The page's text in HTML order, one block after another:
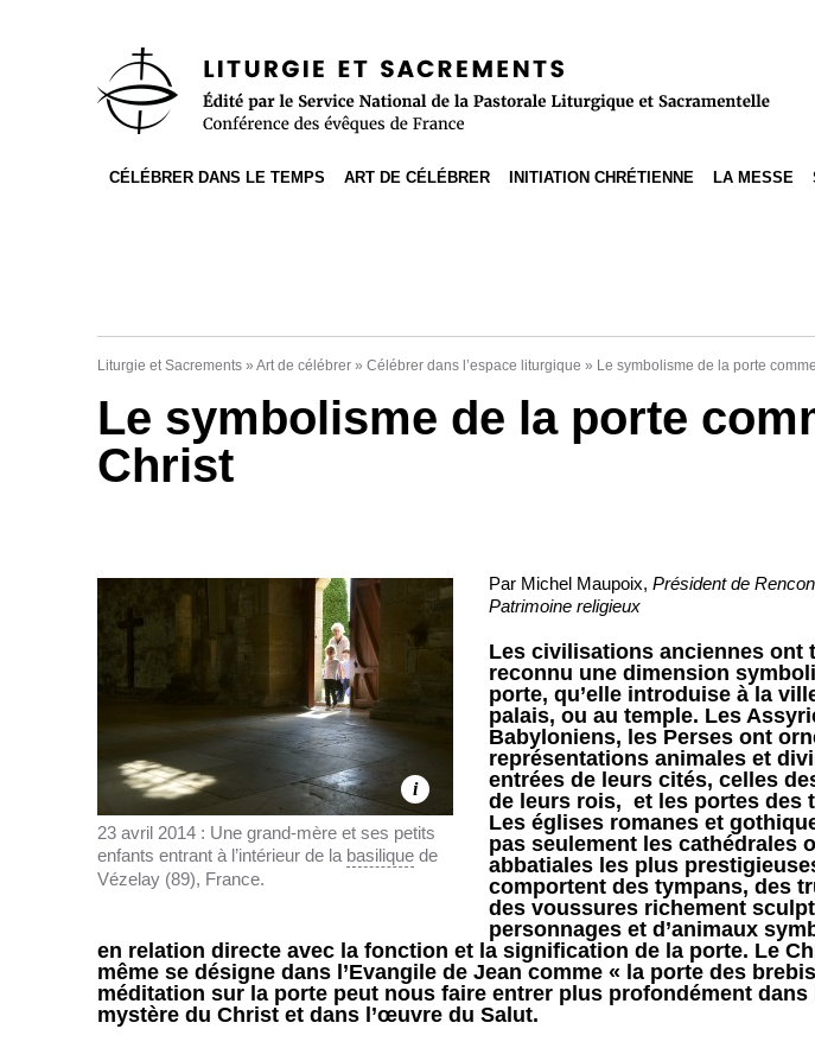
Accès direct à la recherche
CÉLÉBRER DANS LE TEMPS ART DE CÉLÉBRER INITIATION CHRÉTIENNE LA MESSE
Liturgie et Sacrements » Art de célébrer » Célébrer dans l’espace liturgique » Le symbolisme de la porte
Le symbolisme de la porte
Christ
i
23 avril 2014 : Une grand-mère et ses petits
enfants entrant à l’intérieur de la basilique de
Vézelay (89), France.
Par Michel Maupoix, Président de
Patrimoine religieux
Les civilisations anciennes ont
reconnu une dimension
porte, qu’elle introduise à la
palais, ou au temple. Les
Babyloniens, les Perses ont
représentations animales et
entrées de leurs cités, celles
de leurs rois, et les portes des
Les églises romanes et
pas seulement les cathédrales
abbatiales les plus
comportent des tympans, des
des voussures richement
personnages et d’animaux
en relation directe avec la fonction et la signification de la porte. Le
même se désigne dans l’Evangile de Jean comme « la porte des
méditation sur la porte peut nous faire entrer plus profondément dans
mystère du Christ et dans l’œuvre du Salut.